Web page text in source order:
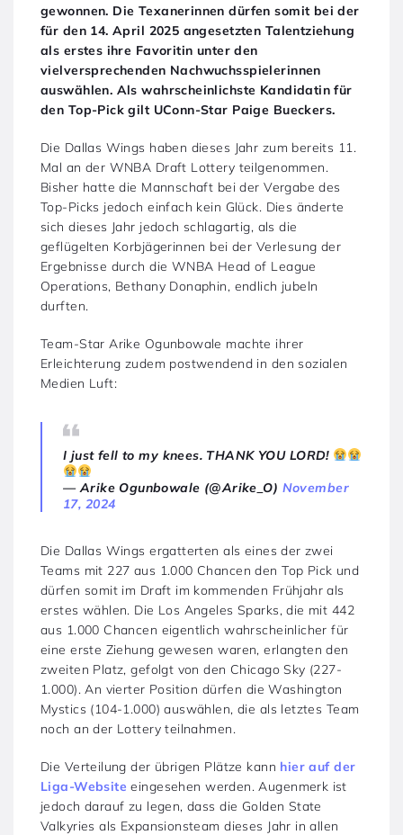
gewonnen. Die Texanerinnen dürfen somit bei der
für den 14. April 2025 angesetzten Talentziehung
als erstes ihre Favoritin unter den
vielversprechenden Nachwuchsspielerinnen
auswählen. Als wahrscheinlichste Kandidatin für
den Top-Pick gilt UConn-Star Paige Bueckers.
Die Dallas Wings haben dieses Jahr zum bereits 11.
Mal an der WNBA Draft Lottery teilgenommen.
Bisher hatte die Mannschaft bei der Vergabe des
Top-Picks jedoch einfach kein Glück. Dies änderte
sich dieses Jahr jedoch schlagartig, als die
geflügelten Korbjägerinnen bei der Verlesung der
Ergebnisse durch die WNBA Head of League
Operations, Bethany Donaphin, endlich jubeln
durften.
Team-Star Arike Ogunbowale machte ihrer
Erleichterung zudem postwendend in den sozialen
Medien Luft:
I just fell to my knees. THANK YOU LORD!
— Arike Ogunbowale (@Arike_O) November
17, 2024
Die Dallas Wings ergatterten als eines der zwei
Teams mit 227 aus 1.000 Chancen den Top Pick und
dürfen somit im Draft im kommenden Frühjahr als
erstes wählen. Die Los Angeles Sparks, die mit 442
aus 1.000 Chancen eigentlich wahrscheinlicher für
eine erste Ziehung gewesen waren, erlangten den
zweiten Platz, gefolgt von den Chicago Sky (227-
1.000). An vierter Position dürfen die Washington
Mystics (104-1.000) auswählen, die als letztes Team
noch an der Lottery teilnahmen.
Die Verteilung der übrigen Plätze kann hier auf der
Liga-Website eingesehen werden. Augenmerk ist
jedoch darauf zu legen, dass die Golden State
Valkyries als Expansionsteam dieses Jahr in allen